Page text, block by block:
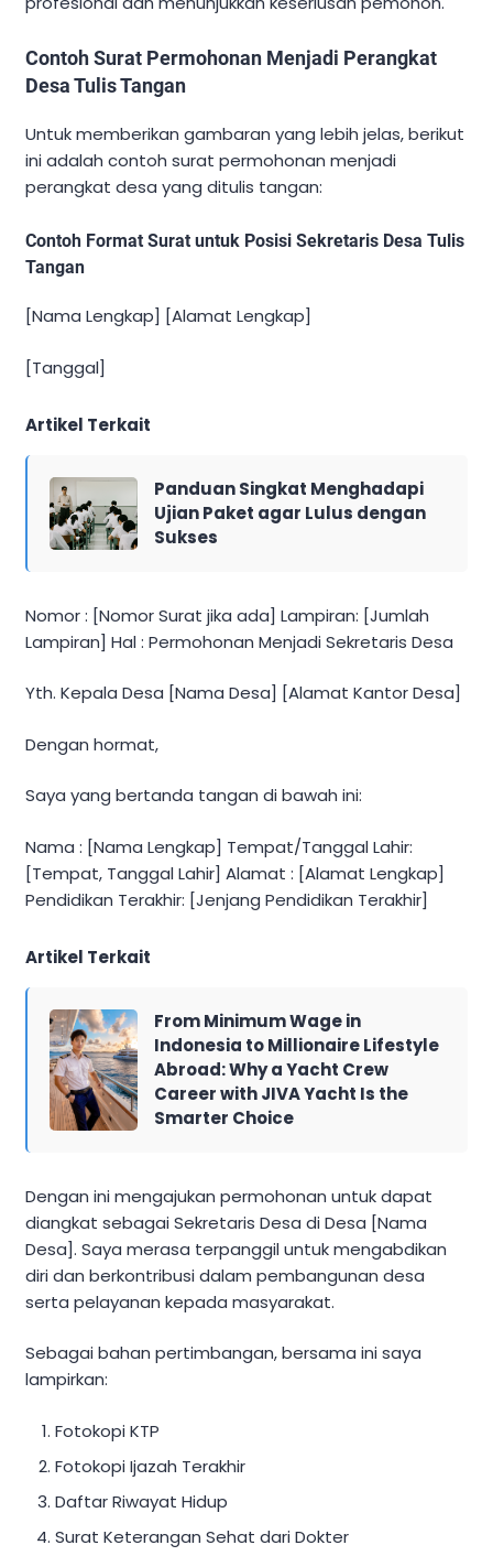
Contoh Surat Permohonan Menjadi Perangkat
Desa Tulis Tangan
Untuk memberikan gambaran yang lebih jelas, berikut
ini adalah contoh surat permohonan menjadi
perangkat desa yang ditulis tangan:
Contoh Format Surat untuk Posisi Sekretaris Desa Tulis
Tangan
[Nama Lengkap] [Alamat Lengkap]
[Tanggal]
Artikel Terkait
Panduan Singkat Menghadapi
Ujian Paket agar Lulus dengan
Sukses
Nomor : [Nomor Surat jika ada] Lampiran: [Jumlah
Lampiran] Hal : Permohonan Menjadi Sekretaris Desa
Yth. Kepala Desa [Nama Desa] [Alamat Kantor Desa]
Dengan hormat,
Saya yang bertanda tangan di bawah ini:
Nama : [Nama Lengkap] Tempat/Tanggal Lahir:
[Tempat, Tanggal Lahir] Alamat : [Alamat Lengkap]
Pendidikan Terakhir: [Jenjang Pendidikan Terakhir]
Artikel Terkait
From Minimum Wage in
Indonesia to Millionaire Lifestyle
Abroad: Why a Yacht Crew
Career with JIVA Yacht Is the
Smarter Choice
Dengan ini mengajukan permohonan untuk dapat
diangkat sebagai Sekretaris Desa di Desa [Nama
Desa]. Saya merasa terpanggil untuk mengabdikan
diri dan berkontribusi dalam pembangunan desa
serta pelayanan kepada masyarakat.
Sebagai bahan pertimbangan, bersama ini saya
lampirkan:
Fotokopi KTP
Fotokopi Ijazah Terakhir
Daftar Riwayat Hidup
Surat Keterangan Sehat dari Dokter